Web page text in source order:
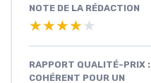
NOTE DE LA RÉDACTION
★★★★★
★★★★★
RAPPORT QUALITÉ-PRIX :
COHÉRENT POUR UN